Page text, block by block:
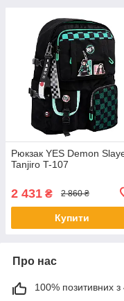
Рюкзак YES Demon
Tanjiro T-107
2 431 ₴ 2 860 ₴
Купити
Про нас
100% позитивних з